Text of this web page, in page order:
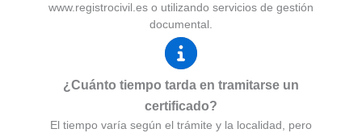
www.registrocivil.es o utilizando servicios de gestión
documental.
¿Cuánto tiempo tarda en tramitarse un
certificado?
El tiempo varía según el trámite y la localidad, pero